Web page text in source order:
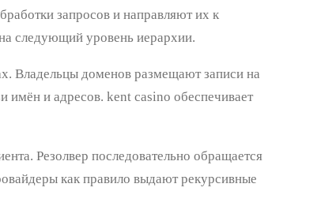
запросов и направляют их к
следующий уровень иерархии.
Владельцы доменов размещают записи на
имён и адресов. kent casino обеспечивает
Резолвер последовательно обращается
как правило выдают рекурсивные